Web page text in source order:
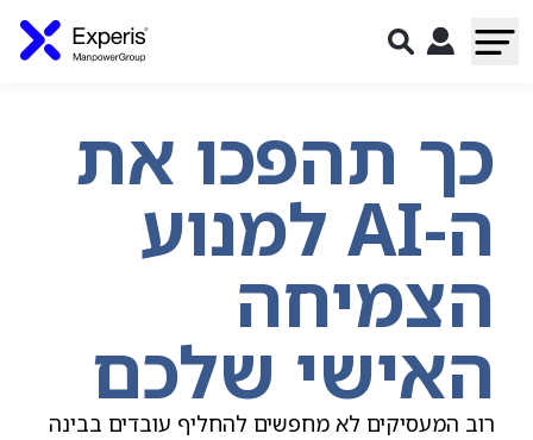
כך תהפכו את
ה-AI למנוע
הצמיחה
האישי שלכם
רוב המעסיקים לא מחפשים להחליף עובדים בבינה